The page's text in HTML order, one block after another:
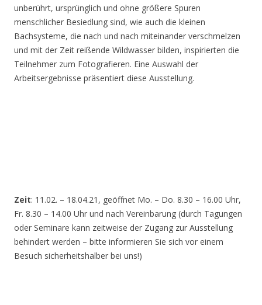
unberührt, ursprünglich und ohne größere Spuren
menschlicher Besiedlung sind, wie auch die kleinen
Bachsysteme, die nach und nach miteinander verschmelzen
und mit der Zeit reißende Wildwasser bilden, inspirierten die
Teilnehmer zum Fotografieren. Eine Auswahl der
Arbeitsergebnisse präsentiert diese Ausstellung.
Zeit: 11.02. – 18.04.21, geöffnet Mo. – Do. 8.30 – 16.00 Uhr,
Fr. 8.30 – 14.00 Uhr und nach Vereinbarung (durch Tagungen
oder Seminare kann zeitweise der Zugang zur Ausstellung
behindert werden – bitte informieren Sie sich vor einem
Besuch sicherheitshalber bei uns!)